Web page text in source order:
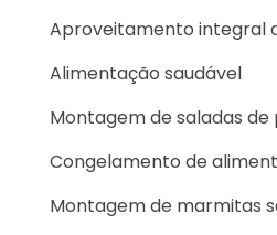
Aproveitamento integral
Alimentação saudável
Montagem de saladas de
Congelamento de
Montagem de marmitas